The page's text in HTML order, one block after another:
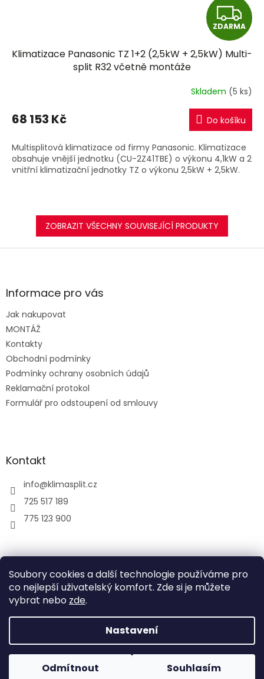
Soubory cookies a další technologie používáme pro
co nejlepší uživatelský komfort. Zde si je můžete
vybrat nebo zde.
Nastavení
Odmítnout Souhlasím
Z
D
A
R
M
A
ZDARMA
Klimatizace Panasonic TZ 1+2 (2,5kW + 2,5kW) Multi-
split R32 včetně montáže
Skladem (5 ks)
68 153 Kč Do košíku
Multisplitová klimatizace od firmy Panasonic. Klimatizace
obsahuje vnější jednotku (CU-2Z41TBE) o výkonu 4,1kW a 2
vnitřní klimatizační jednotky TZ o výkonu 2,5kW + 2,5kW.
ZOBRAZIT VŠECHNY SOUVISEJÍCÍ PRODUKTY
Z
aInformace pro vás
Jak nakupovat
MONTÁŽ
Kontakty
Obchodní podmínky
Podmínky ochrany osobních údajů
Reklamační protokol
Formulář pro odstoupení od smlouvy
Kontakt
info@klimasplit.cz
725 517 189
775 123 900
air-cool
Vytvořil Shoptet
Copyright 2026Klimatizace do bytu a firem. Všechna
práva vyhrazena.